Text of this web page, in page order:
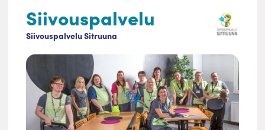
Siivouspalvelu
Siivouspalvelu Sitruuna